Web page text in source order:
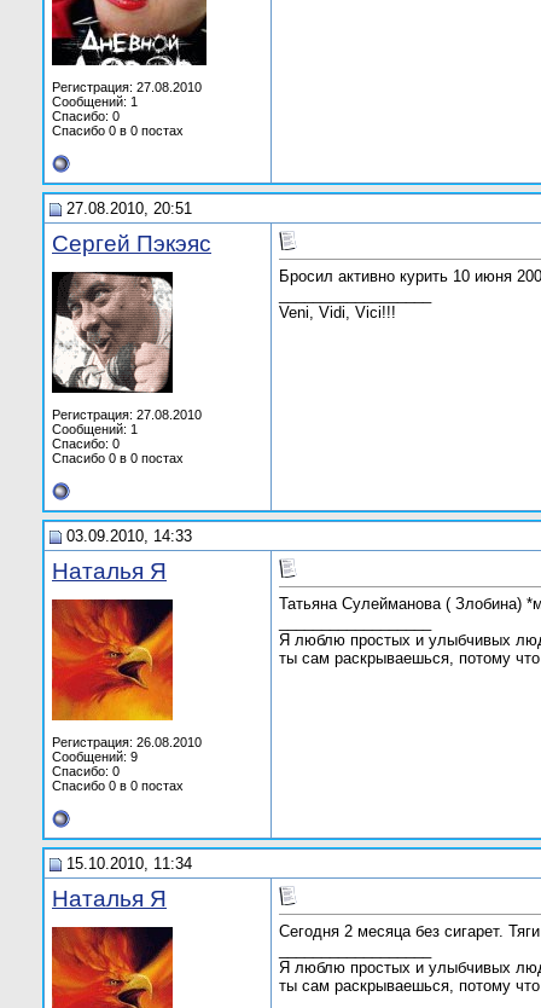
Регистрация: 27.08.2010
Сообщений: 1
Спасибо: 0
Спасибо 0 в 0 постах
27.08.2010, 20:51
Сергей Пэкэяс
Регистрация: 27.08.2010
Сообщений: 1
Спасибо: 0
Спасибо 0 в 0 постах
Бросил активно курить 10 июня
Veni, Vidi, Vici!!!
03.09.2010, 14:33
Наталья Я
Регистрация: 26.08.2010
Сообщений: 9
Спасибо: 0
Спасибо 0 в 0 постах
Татьяна Сулейманова ( Злобина)
Я люблю простых и улыбчивых
ты сам раскрываешься, потому
15.10.2010, 11:34
Наталья Я
Сегодня 2 месяца без сигарет.
Я люблю простых и улыбчивых
ты сам раскрываешься, потому